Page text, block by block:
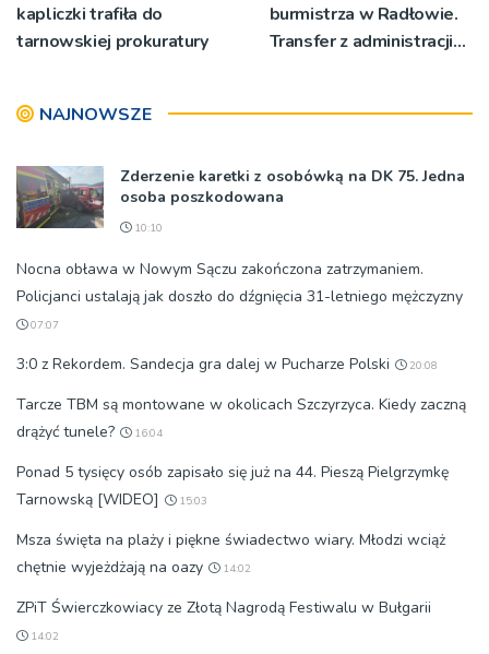
kapliczki trafiła do
tarnowskiej prokuratury
burmistrza w Radłowie.
Transfer z administracji
NAJNOWSZE
Zderzenie karetki z osobówką na DK 75. Jedna
osoba poszkodowana
10:10
Nocna obława w Nowym Sączu zakończona zatrzymaniem.
Policjanci ustalają jak doszło do dźgnięcia 31-letniego mężczyzny
07:07
3:0 z Rekordem. Sandecja gra dalej w Pucharze Polski 20:08
Tarcze TBM są montowane w okolicach Szczyrzyca. Kiedy zaczną
drążyć tunele?
16:04
Ponad 5 tysięcy osób zapisało się już na 44. Pieszą Pielgrzymkę
Tarnowską [WIDEO]
15:03
Msza święta na plaży i piękne świadectwo wiary. Młodzi wciąż
chętnie wyjeżdżają na oazy
14:02
ZPiT Świerczkowiacy ze Złotą Nagrodą Festiwalu w Bułgarii
14:02